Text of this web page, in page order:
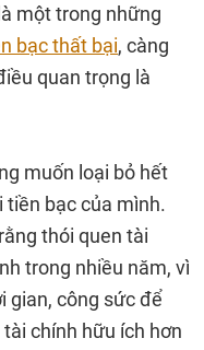
một trong những
bạc thất bại, càng
quan trọng là
muốn loại bỏ hết
tiền bạc của mình.
thói quen tài
trong nhiều năm, vì
gian, công sức để
chính hữu ích hơn